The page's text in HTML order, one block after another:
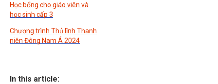
Học bổng cho giáo viên và
học sinh cấp 3
Chương trình Thủ lĩnh Thanh
niên Đông Nam Á 2024
In this article: